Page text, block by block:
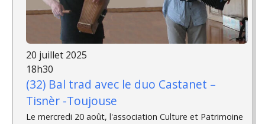
20 juillet 2025
18h30
(32) Bal trad avec le duo Castanet –
Tisnèr -Toujouse
Le mercredi 20 août, l'association Culture et Patrimoine